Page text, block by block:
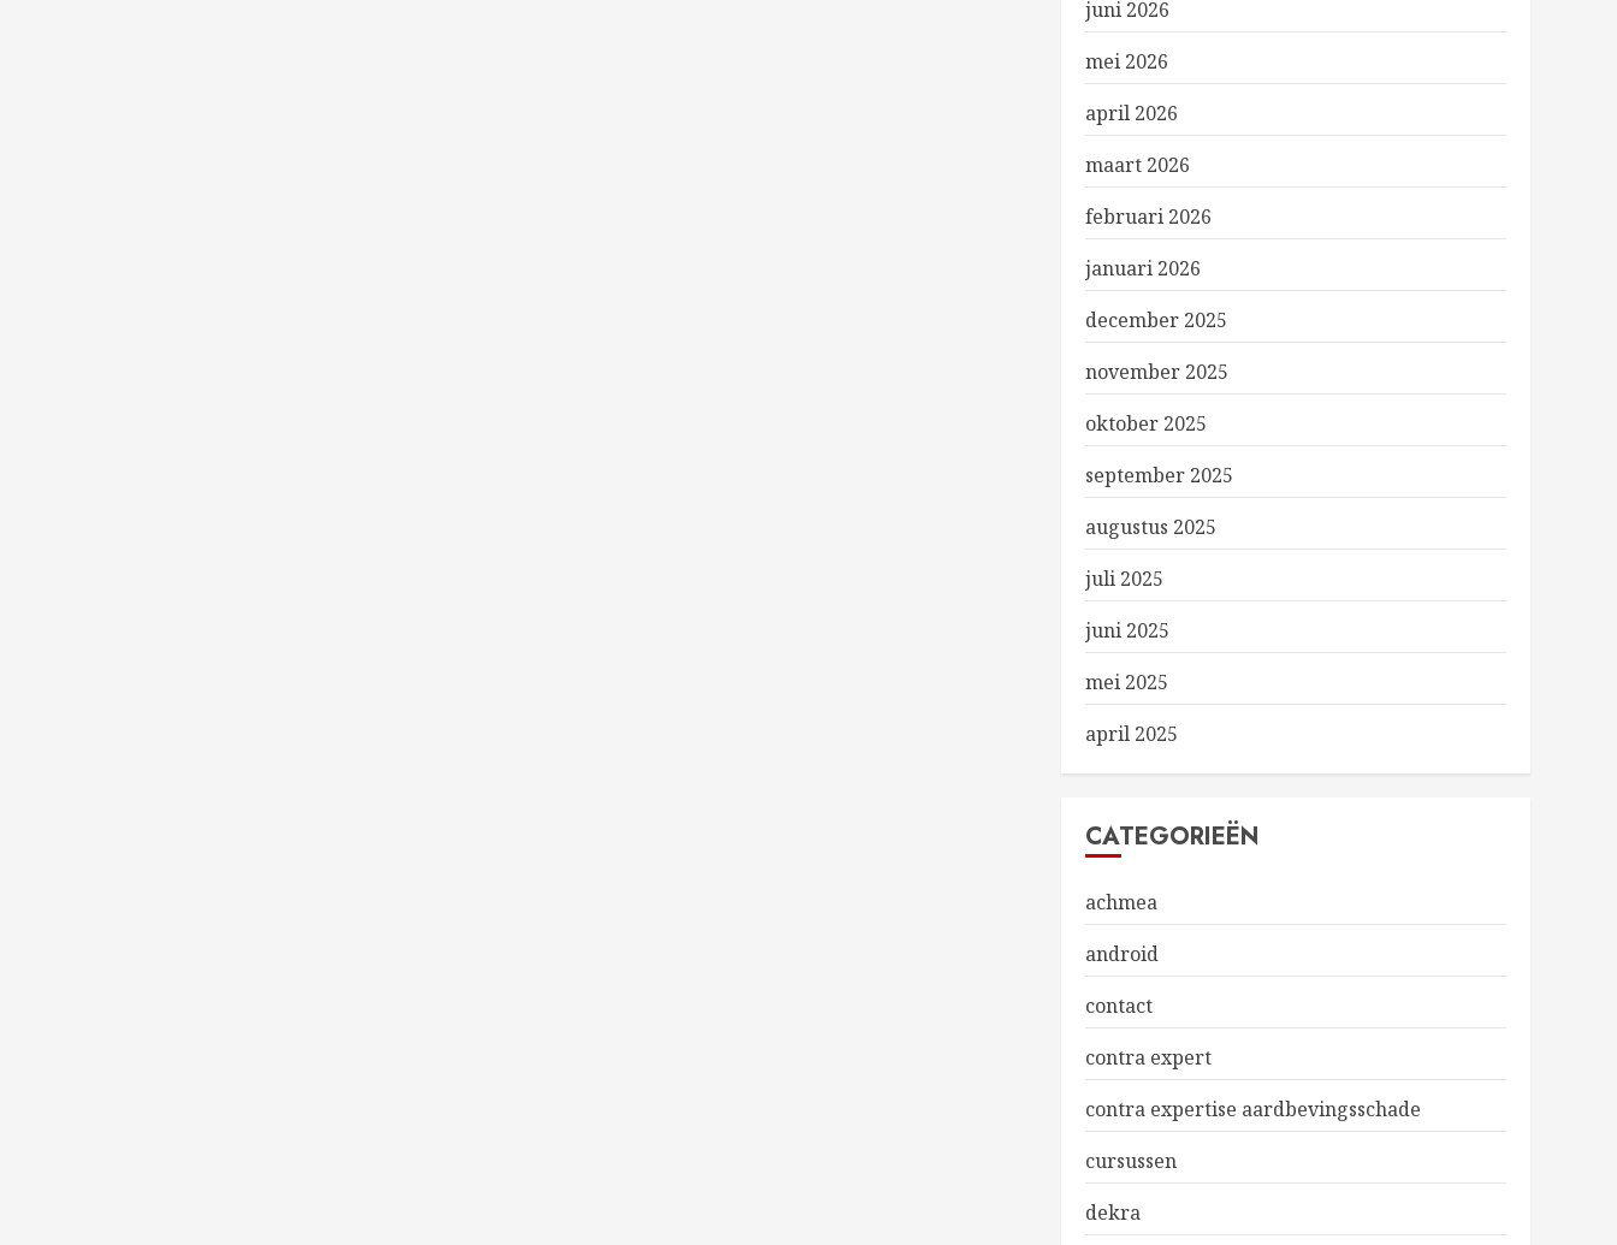
juni 2026
mei 2026
april 2026
maart 2026
februari 2026
januari 2026
december 2025
november 2025
oktober 2025
september 2025
augustus 2025
juli 2025
juni 2025
mei 2025
april 2025
CATEGORIEËN
achmea
android
contact
contra expert
contra expertise aardbevingsschade
cursussen
dekra